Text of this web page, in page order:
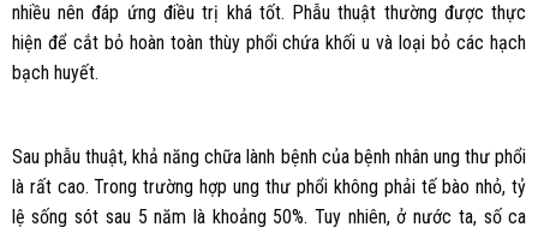
nhiều nên đáp ứng điều trị khá tốt. Phẫu thuật thường được thực
hiện để cắt bỏ hoàn toàn thùy phổi chứa khối u và loại bỏ các hạch
bạch huyết.
Sau phẫu thuật, khả năng chữa lành bệnh của bệnh nhân ung thư phổi
là rất cao. Trong trường hợp ung thư phổi không phải tế bào nhỏ, tỷ
lệ sống sót sau 5 năm là khoảng 50%. Tuy nhiên, ở nước ta, số ca